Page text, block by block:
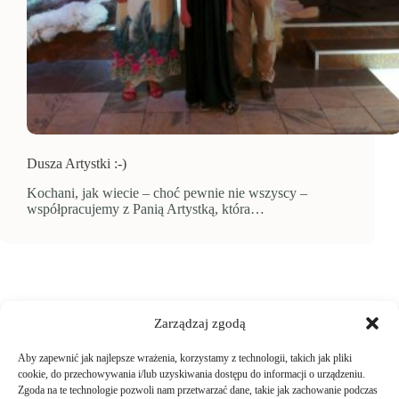
Zarządzaj zgodą
Aby zapewnić jak najlepsze wrażenia, korzystamy z technologii, takich jak pliki
cookie, do przechowywania i/lub uzyskiwania dostępu do informacji o urządzeniu.
Zgoda na te technologie pozwoli nam przetwarzać dane, takie jak zachowanie podczas
Dusza Artystki :-)
Kochani, jak wiecie – choć pewnie nie wszyscy –
współpracujemy z Panią Artystką, która…
TWOJE ZAKUPY